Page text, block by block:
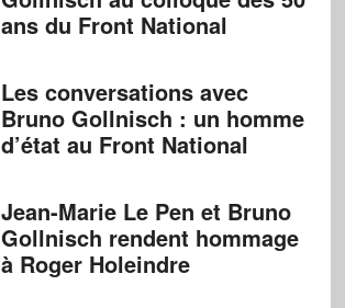
ans du Front National
Les conversations avec
Bruno Gollnisch : un homme
d’état au Front National
Jean-Marie Le Pen et Bruno
Gollnisch rendent hommage
à Roger Holeindre